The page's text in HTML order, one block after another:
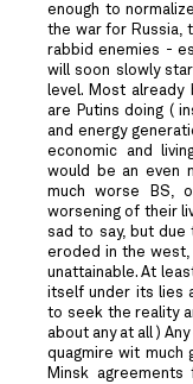
enough to
the war for Russia,
rabbid enemies -
will soon slowly
level. Most already
are Putins doing (
and energy
economic and
would be an even
much worse BS,
worsening of their
sad to say, but due
eroded in the
unattainable. At
itself under its lies
to seek the reality
about any at all )
quagmire wit much
Minsk